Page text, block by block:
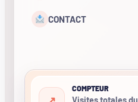
CONTACT
COMPTEUR
Visites totales du